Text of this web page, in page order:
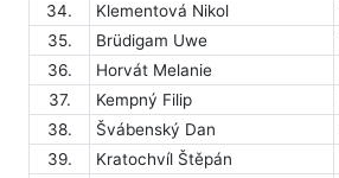
34.
Klementová Nikol
35.
Brüdigam Uwe
36.
Horvát Melanie
37.
Kempný Filip
38.
Švábenský Dan
39.
Kratochvíl Štěpán